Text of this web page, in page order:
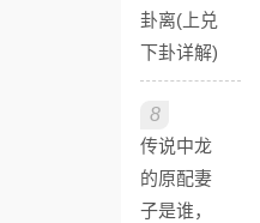
卦离(上兑
下卦详解)
8
传说中龙
的原配妻
子是谁，